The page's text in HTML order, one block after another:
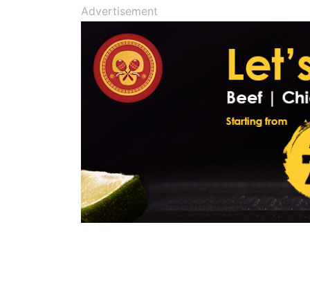
Advertisement